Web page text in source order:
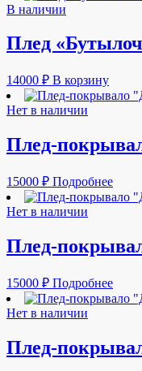
В наличии
Плед
14000 ₽ В корзину
Нет в наличии
Плед-
15000 ₽ Подробнее
Нет в наличии
Плед-
15000 ₽ Подробнее
Нет в наличии
Плед-